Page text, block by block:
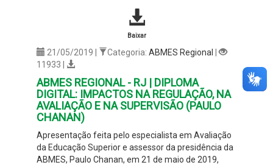
Baixar
21/05/2019 | Categoria: ABMES Regional
|
11933 |
ABMES REGIONAL - RJ | DIPLOMA
DIGITAL: IMPACTOS NA REGULAÇÃO, NA
AVALIAÇÃO E NA SUPERVISÃO (PAULO
CHANAN)
Apresentação feita pelo especialista em Avaliação
da Educação Superior e assessor da presidência da
ABMES, Paulo Chanan, em 21 de maio de 2019,